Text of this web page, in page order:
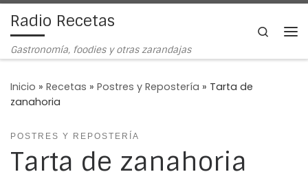
Saltar al contenido
Radio Recetas
Gastronomía, foodies y otras zarandajas
Search
Inicio » Recetas » Postres y Repostería » Tarta de
zanahoria
POSTRES Y REPOSTERÍA
Tarta de zanahoria